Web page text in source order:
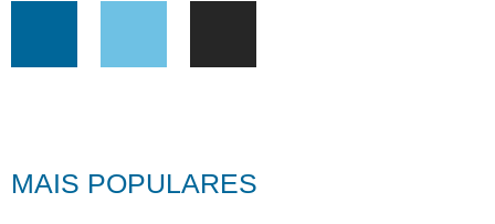
MAIS POPULARES